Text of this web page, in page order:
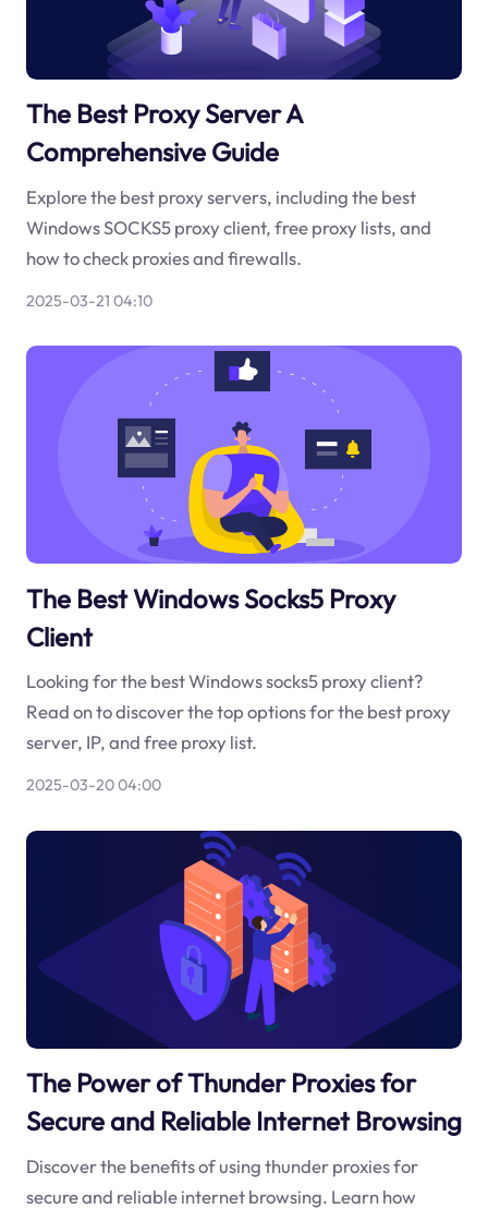
The Best Proxy Server A
Comprehensive Guide
Explore the best proxy servers, including the best
Windows SOCKS5 proxy client, free proxy lists, and
how to check proxies and firewalls.
2025-03-21 04:10
The Best Windows Socks5 Proxy
Client
Looking for the best Windows socks5 proxy client?
Read on to discover the top options for the best proxy
server, IP, and free proxy list.
2025-03-20 04:00
The Power of Thunder Proxies for
Secure and Reliable Internet Browsing
Discover the benefits of using thunder proxies for
secure and reliable internet browsing. Learn how